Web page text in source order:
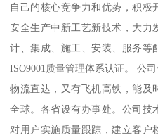
自己的核心竞争力和优势，积极
安全生产中新工艺新技术，大力
计、集成、施工、安装、服务等
ISO9001质量管理体系认证。 公
物流直达，又有飞机高铁，能及
全球。各省设有办事处。公司技
对用户实施质量跟踪，建立客户